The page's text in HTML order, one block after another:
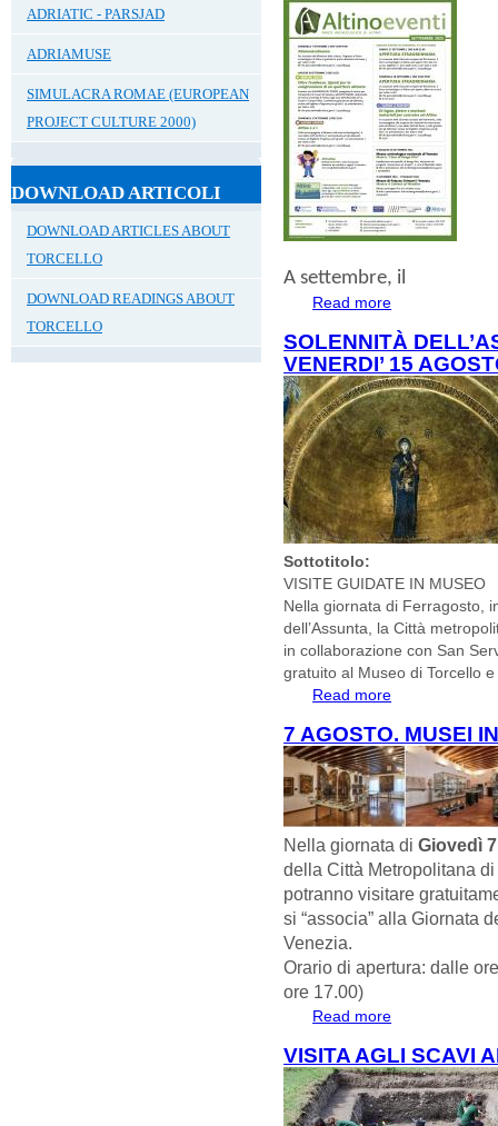
ADRIATIC - PARSJAD
ADRIAMUSE
SIMULACRA ROMAE (EUROPEAN
PROJECT CULTURE 2000)
DOWNLOAD ARTICOLI
DOWNLOAD ARTICLES ABOUT
TORCELLO
DOWNLOAD READINGS ABOUT
TORCELLO
A settembre, il
Read more
SOLENNITÀ
VENERDI’ 15
Sottotitolo:
VISITE GUIDATE IN MUSEO
Nella giornata di Ferragosto,
dell’Assunta, la Città
in collaborazione con San
gratuito al Museo di Torcello
Read more
7 AGOSTO. MUSEI
Nella giornata diGiovedì
della Città Metropolitana
potranno visitare
si “associa” alla Giornata
Venezia.
Orario di apertura: dalle
ore 17.00)
Read more
VISITA AGLI SCAVI